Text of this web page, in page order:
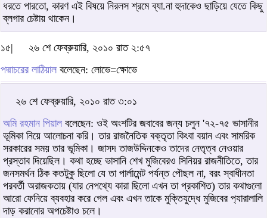
ধরতে পারতো, কারণ এই বিষয়ে নিরলস শ্রমে ব্যা.না হুদাকেও ছাড়িয়ে যেতে কিছু
ব্লগার চেষ্টায় থাকেন।
১৫|
২৬ শে ফেব্রুয়ারি, ২০১০ রাত ২:৫৭
পদ্মাচরের লাঠিয়াল বলেছেন: লোভে=ক্ষোভে
২৬ শে ফেব্রুয়ারি, ২০১০ রাত ৩:০১
অমি রহমান পিয়াল বলেছেন: ওই অংশটির জবাবের জন্য চলুন '৭২-৭৫ ভাসানীর
ভূমিকা নিয়ে আলোচনা করি। তার রাজনৈতিক বক্তৃতা কিংবা বয়ান এবং সামরিক
সরকারের সময় তার ভূমিকা। জাসদ তাজউদ্দিনকেও তাদের নেতৃত্ব নেওয়ার
প্রস্তাব দিয়েছিল। কথা হচ্ছে ভাসানি শেখ মুজিবেরও সিনিয়র রাজনীতিতে, তার
জনসমর্থন ঠিক কতটুকু ছিলো যে তা পার্লামেন্ট পর্যন্ত পৌছল না, বরং স্বাধীনতা
পরবর্তী অরাজকতায় (যার নেপথ্যে কারা ছিলো এখন তা প্রকাশিত) তার কথাগুলো
আরো ফেনিয়ে ব্যবহার করে গেল এবং এখন তাকে মুক্তিযুদ্ধে মুজিবের প‌্যারালালি
দাড় করানোর অপচেষ্টাও চলে।